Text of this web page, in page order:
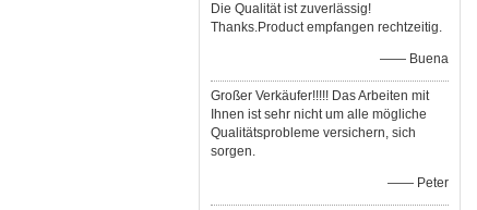
Die Qualität ist zuverlässig!
Thanks.Product empfangen rechtzeitig.
—— Buena
Großer Verkäufer!!!!! Das Arbeiten mit
Ihnen ist sehr nicht um alle mögliche
Qualitätsprobleme versichern, sich
sorgen.
—— Peter